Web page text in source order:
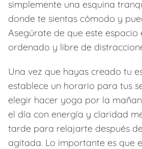
simplemente una esquina
donde te sientas cómodo y
Asegúrate de que este espacio
ordenado y libre de
Una vez que hayas creado tu
establece un horario para tus
elegir hacer yoga por la
el día con energía y claridad
tarde para relajarte después
agitada. Lo importante es que